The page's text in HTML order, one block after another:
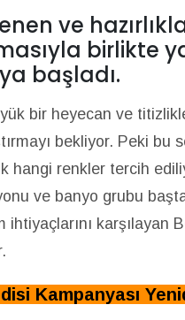
ve
birlikte
başladı.
bir heyecan ve
bekliyor. Peki
hangi renkler tercih
ve banyo grubu
ihtiyaçlarını karşılayan
Kampanyası